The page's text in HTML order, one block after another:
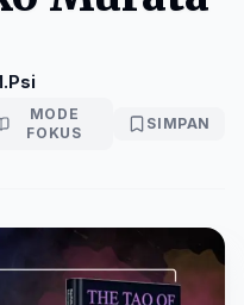
MODE
FOKUS
SIMPAN